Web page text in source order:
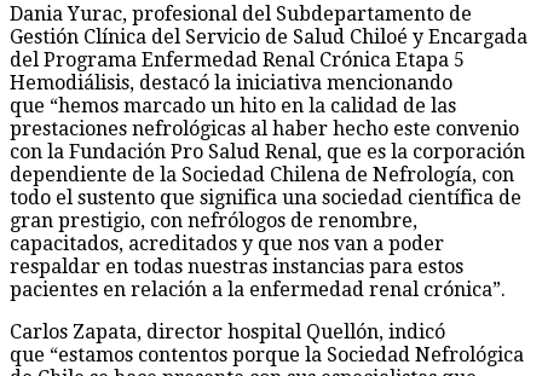
Dania Yurac, profesional del Subdepartamento de
Gestión Clínica del Servicio de Salud Chiloé y Encargada
del Programa Enfermedad Renal Crónica Etapa 5
Hemodiálisis, destacó la iniciativa mencionando
que “hemos marcado un hito en la calidad de las
prestaciones nefrológicas al haber hecho este convenio
con la Fundación Pro Salud Renal, que es la corporación
dependiente de la Sociedad Chilena de Nefrología, con
todo el sustento que significa una sociedad científica de
gran prestigio, con nefrólogos de renombre,
capacitados, acreditados y que nos van a poder
respaldar en todas nuestras instancias para estos
pacientes en relación a la enfermedad renal crónica”.
Carlos Zapata, director hospital Quellón, indicó
que “estamos contentos porque la Sociedad Nefrológica